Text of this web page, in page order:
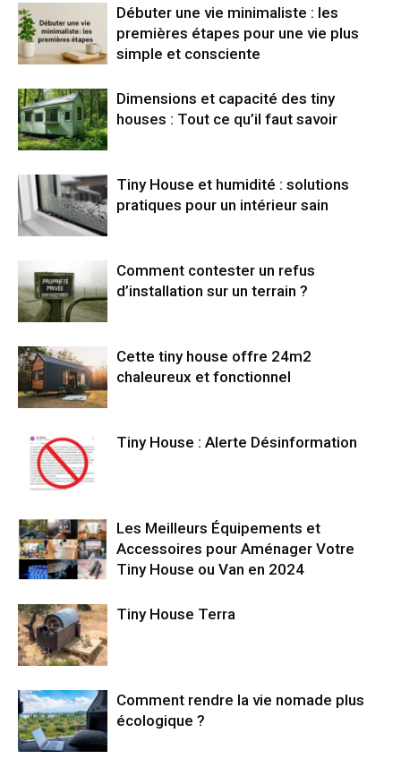
Débuter une vie minimaliste : les
premières étapes pour une vie plus
simple et consciente
Dimensions et capacité des tiny
houses : Tout ce qu’il faut savoir
Tiny House et humidité : solutions
pratiques pour un intérieur sain
Comment contester un refus
d’installation sur un terrain ?
Cette tiny house offre 24m2
chaleureux et fonctionnel
Tiny House : Alerte Désinformation
Les Meilleurs Équipements et
Accessoires pour Aménager Votre
Tiny House ou Van en 2024
Tiny House Terra
Comment rendre la vie nomade plus
écologique ?